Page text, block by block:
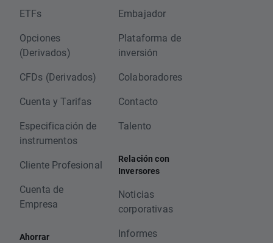
ETFs
Opciones
(Derivados)
CFDs (Derivados)
Cuenta y Tarifas
Especificación de
instrumentos
Cliente Profesional
Cuenta de
Empresa
Ahorrar
Embajador
Plataforma de
inversión
Colaboradores
Contacto
Talento
Relación con
Inversores
Noticias
corporativas
Informes